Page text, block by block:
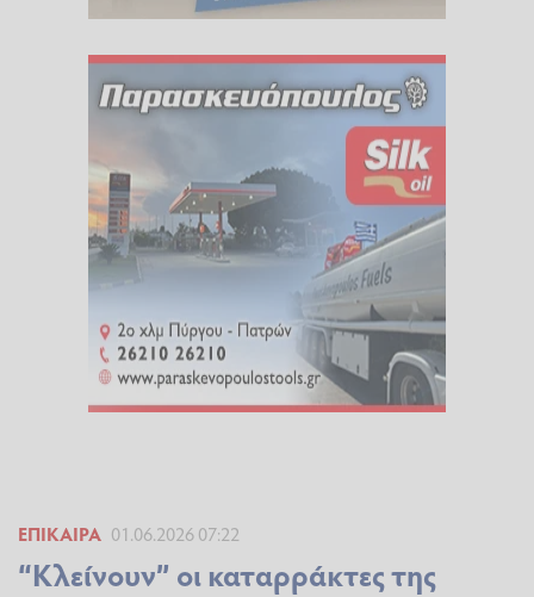
ΕΠΊΚΑΙΡΑ 01.06.2026 07:22
“Κλείνουν” οι καταρράκτες της